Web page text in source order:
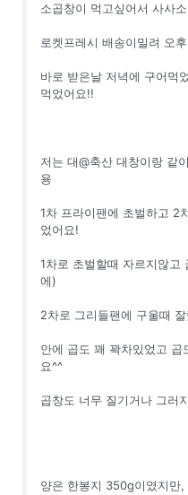
소곱창이 먹고싶어서 사사
로켓프레시 배송이밀려 오
바로 받은날 저녁에 구어먹
먹었어요!!
저는 대@축산 대창이랑 같
용
1차 프라이팬에 초벌하고 2
었어요!
1차로 초벌할때 자르지않고
에)
2차로 그리들팬에 구울때
안에 곱도 꽤 꽉차있었고 곱
요^^
곱창도 너무 질기거나 그러
양은 한봉지 350g이였지만,